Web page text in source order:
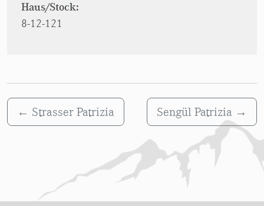
Haus/Stock:
8-12-121
← Strasser Patrizia Sengül Patrizia →